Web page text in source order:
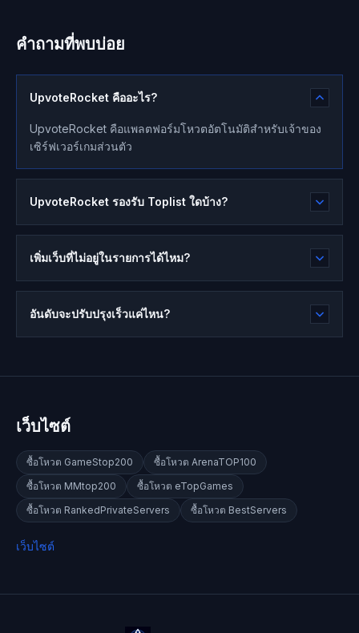
คำถามที่พบบ่อย
UpvoteRocket คืออะไร?
UpvoteRocket คือแพลตฟอร์มโหวตอัตโนมัติสำหรับเจ้าของ
เซิร์ฟเวอร์เกมส่วนตัว
UpvoteRocket รองรับ Toplist ใดบ้าง?
เพิ่มเว็บที่ไม่อยู่ในรายการได้ไหม?
อันดับจะปรับปรุงเร็วแค่ไหน?
เว็บไซต์
ซื้อโหวต GameStop200 ซื้อโหวต ArenaTOP100
ซื้อโหวต MMtop200 ซื้อโหวต eTopGames
ซื้อโหวต RankedPrivateServers ซื้อโหวต BestServers
เว็บไซต์